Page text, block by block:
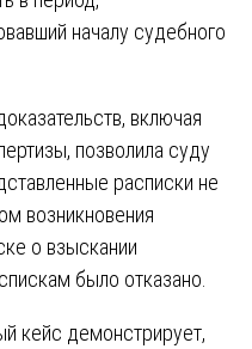
началу судебного
включая
позволила суду
расписки не
возникновения
о взыскании
было отказано.
кейс демонстрирует,